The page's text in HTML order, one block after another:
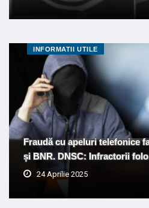
INFORMATII UTILE
Fraudă cu apeluri telefonice
și BNR. DNSC: Infractorii
24 Aprilie 2025